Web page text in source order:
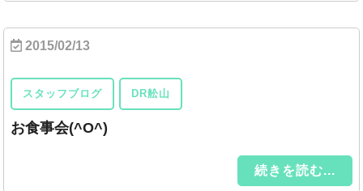
2015/02/13
スタッフブログ DR舩山
お食事会(^O^)
続きを読む...